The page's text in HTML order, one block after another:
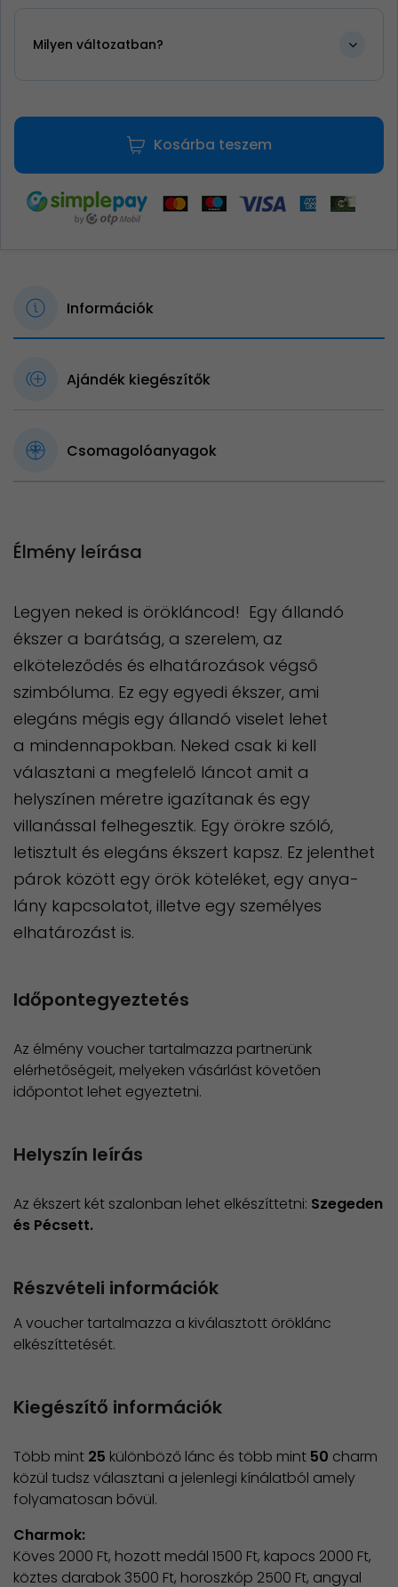
Milyen változatban?
Kosárba teszem
Információk
Ajándék kiegészítők
Csomagolóanyagok
Élmény leírása
Legyen neked is örökláncod! Egy állandó
ékszer a barátság, a szerelem, az
elköteleződés és elhatározások végső
szimbóluma. Ez egy egyedi ékszer, ami
elegáns mégis egy állandó viselet lehet
a mindennapokban. Neked csak ki kell
választani a megfelelő láncot amit a
helyszínen méretre igazítanak és egy
villanással felhegesztik. Egy örökre szóló,
letisztult és elegáns ékszert kapsz. Ez jelenthet
párok között egy örök köteléket, egy anya-
lány kapcsolatot, illetve egy személyes
elhatározást is.
Időpontegyeztetés
Az élmény voucher tartalmazza partnerünk
elérhetőségeit, melyeken vásárlást követően
időpontot lehet egyeztetni.
Helyszín leírás
Az ékszert két szalonban lehet elkészíttetni: Szegeden
és Pécsett.
Részvételi információk
A voucher tartalmazza a kiválasztott öröklánc
elkészíttetését.
Kiegészítő információk
Több mint 25 különböző lánc és több mint 50 charm
közül tudsz választani a jelenlegi kínálatból amely
folyamatosan bővül.
Charmok:
Köves 2000 Ft, hozott medál 1500 Ft, kapocs 2000 Ft,
köztes darabok 3500 Ft, horoszkóp 2500 Ft, angyal